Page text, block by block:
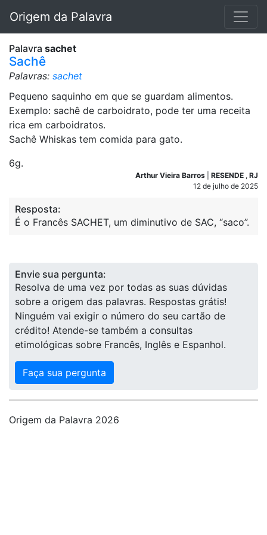
Origem da Palavra
Palavra sachet
Sachê
Palavras: sachet
Pequeno saquinho em que se guardam alimentos.
Exemplo: sachê de carboidrato, pode ter uma receita
rica em carboidratos.
Sachê Whiskas tem comida para gato.
6g.
Arthur Vieira Barros RESENDE , RJ
12 de julho de 2025
Resposta:
É o Francês SACHET, um diminutivo de SAC, “saco”.
Envie sua pergunta:
Resolva de uma vez por todas as suas dúvidas
sobre a origem das palavras. Respostas grátis!
Ninguém vai exigir o número do seu cartão de
crédito! Atende-se também a consultas
etimológicas sobre Francês, Inglês e Espanhol.
Faça sua pergunta
Origem da Palavra 2026